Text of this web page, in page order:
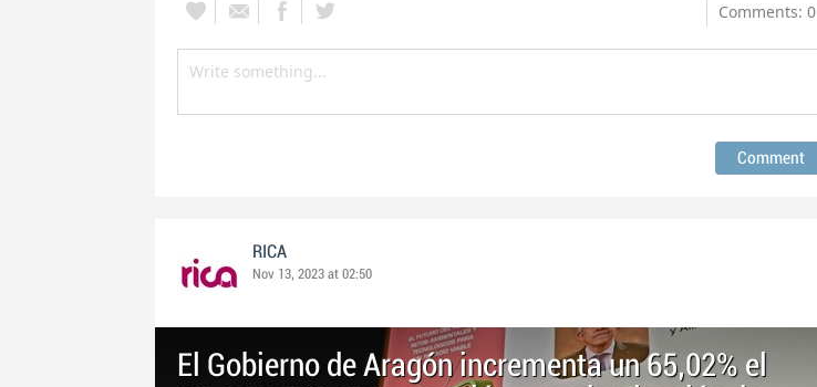
Comments: 0
RICA
Nov 13, 2023 at 02:50
El Gobierno de Aragón incrementa un 65,02% el